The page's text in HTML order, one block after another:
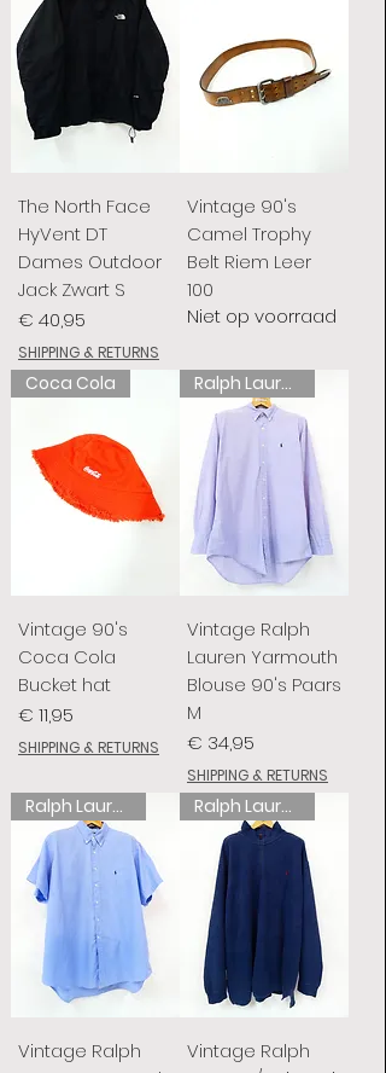
The North Face
HyVent DT
Dames Outdoor
Jack Zwart S
Prijs
€ 40,95
SHIPPING & RETURNS
Vintage 90's
Camel Trophy
Belt Riem Leer
100
Niet op voorraad
Coca Cola
Vintage 90's
Coca Cola
Bucket hat
Prijs
€ 11,95
SHIPPING & RETURNS
Ralph Lauren
Vintage Ralph
Lauren Yarmouth
Blouse 90's Paars
M
Prijs
€ 34,95
SHIPPING & RETURNS
Ralph Lauren
Vintage Ralph
Ralph Lauren
Vintage Ralph